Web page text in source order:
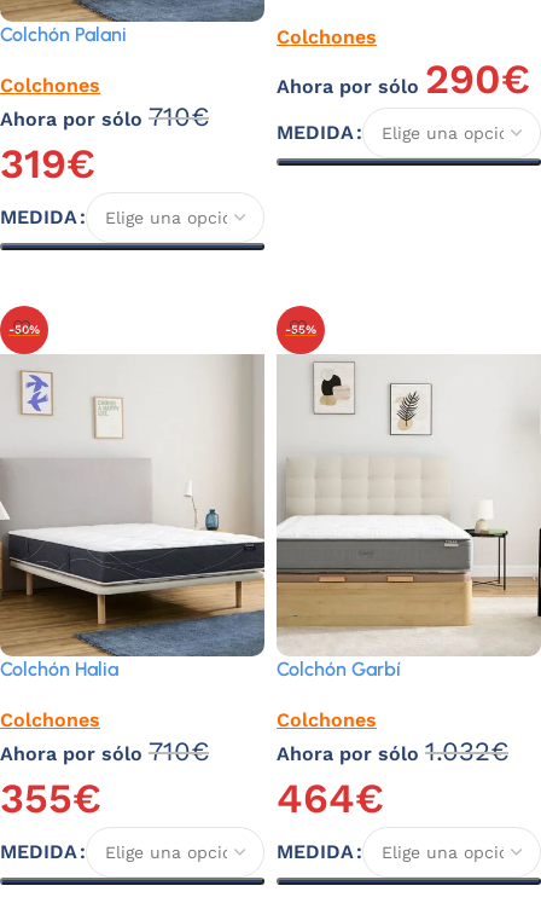
Colchón Palani
Colchones
Ahora por sólo 710€
319€
MEDIDA
Colchones
Ahora por sólo 290€
MEDIDA
-50%
Colchón Halia
Colchones
Ahora por sólo 710€
355€
MEDIDA
-55%
Colchón Garbí
Colchones
Ahora por sólo 1.032€
464€
MEDIDA